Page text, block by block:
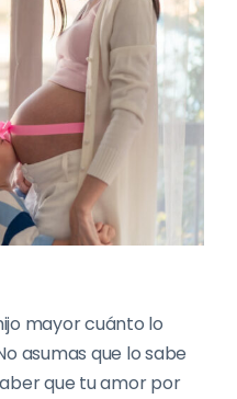
mayor cuánto lo
asumas que lo sabe
que tu amor por